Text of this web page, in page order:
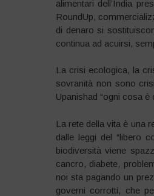
alimentari dell’India
RoundUp,
di denaro si
continua ad acuirsi,
La crisi ecologica, la
sovranità non sono
Upanishad “ogni cosa è
La rete della vita è una
dalle leggi del “libero
biodiversità viene
cancro, diabete,
noi sta pagando un
governi corrotti, che